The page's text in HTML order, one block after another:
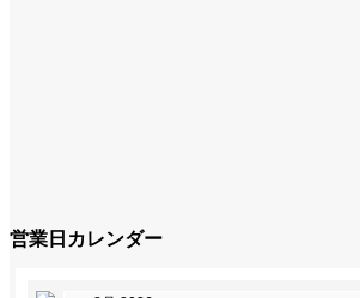
営業日カレンダー